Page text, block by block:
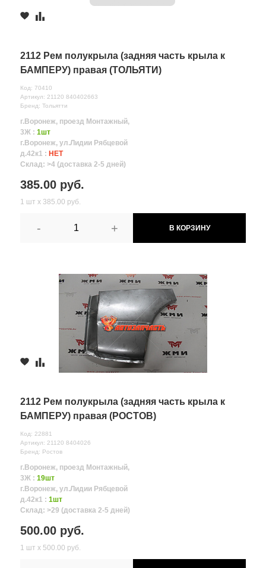
2112 Рем полукрыла (задняя часть крыла к
БАМПЕРУ) правая (ТОЛЬЯТИ)
Код: 70410
Артикул: 21120 840402663
Бренд: Тольятти
г.Воронеж, проезд Монтажный,
3Ж : 1шт
г.Воронеж, ул.Лидии Рябцевой
д.42к1 : НЕТ
Склад: >4 (доставка 2-5 дней)
385.00 руб.
1 шт х 385.00 руб.
- + В КОРЗИНУ
2112 Рем полукрыла (задняя часть крыла к
БАМПЕРУ) правая (РОСТОВ)
Код: 22881
Артикул: 21120 8404026
Бренд: Ростов
г.Воронеж, проезд Монтажный,
3Ж : 19шт
г.Воронеж, ул.Лидии Рябцевой
д.42к1 : 1шт
Склад: >29 (доставка 2-5 дней)
500.00 руб.
1 шт х 500.00 руб.